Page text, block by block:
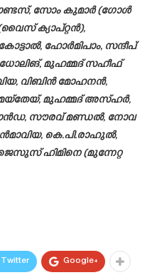
സോം കുമാര്‍ (ഗോള്‍
ക്യാപ്റ്റന്‍),
ഹോര്‍മിപാം, സന്ദീപ്
മുഹമ്മദ് സഹീഫ്
വിബിന്‍ മോഹനന്‍,
മുഹമ്മദ് അസ്ഹര്‍,
സൗരവ് മണ്ഡല്‍, നോവ
കെ.പി.രാഹുല്‍,
ഹിമിനെ (മുന്നേറ്റ
Twitter Google+